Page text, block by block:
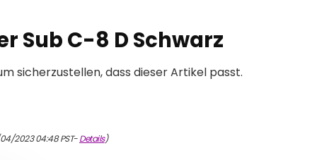
Sub C-8 D Schwarz
sicherzustellen, dass dieser Artikel passt.
2023 04:48 PST-Details)